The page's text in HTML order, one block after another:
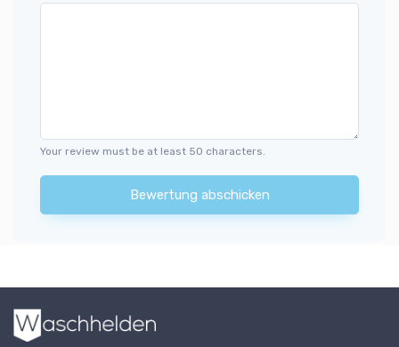
Your review must be at least 50 characters.
Bewertung abschicken